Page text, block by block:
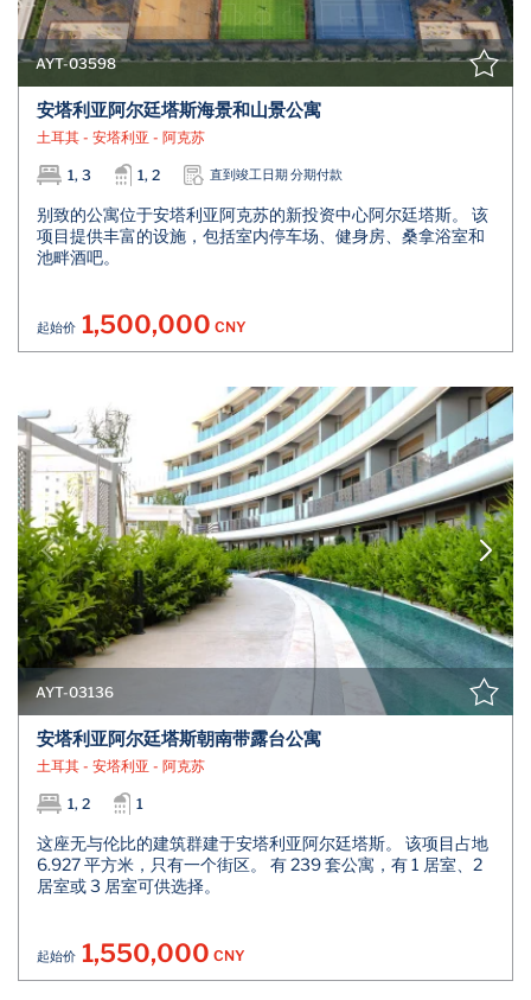
AYT-03598
安塔利亚阿尔廷塔斯海景和山景公寓
土耳其 - 安塔利亚 - 阿克苏
1, 3 1, 2 直到竣工日期 分期付款
别致的公寓位于安塔利亚阿克苏的新投资中心阿尔廷塔斯。 该
项目提供丰富的设施，包括室内停车场、健身房、桑拿浴室和
池畔酒吧。
起始价 1,500,000 CNY
AYT-03136
安塔利亚阿尔廷塔斯朝南带露台公寓
土耳其 - 安塔利亚 - 阿克苏
1, 2 1
这座无与伦比的建筑群建于安塔利亚阿尔廷塔斯。 该项目占地
6.927 平方米，只有一个街区。 有 239 套公寓，有 1 居室、2
居室或 3 居室可供选择。
起始价 1,550,000 CNY